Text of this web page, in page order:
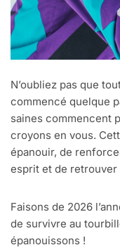
N’oubliez pas que
commencé quelque
saines commencent
croyons en vous.
épanouir, de
esprit et de
Faisons de 2026
de survivre au
épanouissons !